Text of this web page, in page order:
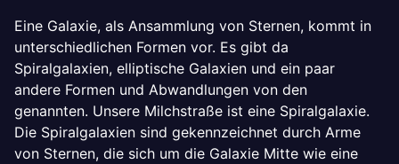
Eine Galaxie, als Ansammlung von Sternen, kommt in
unterschiedlichen Formen vor. Es gibt da
Spiralgalaxien, elliptische Galaxien und ein paar
andere Formen und Abwandlungen von den
genannten. Unsere Milchstraße ist eine Spiralgalaxie.
Die Spiralgalaxien sind gekennzeichnet durch Arme
von Sternen, die sich um die Galaxie Mitte wie eine